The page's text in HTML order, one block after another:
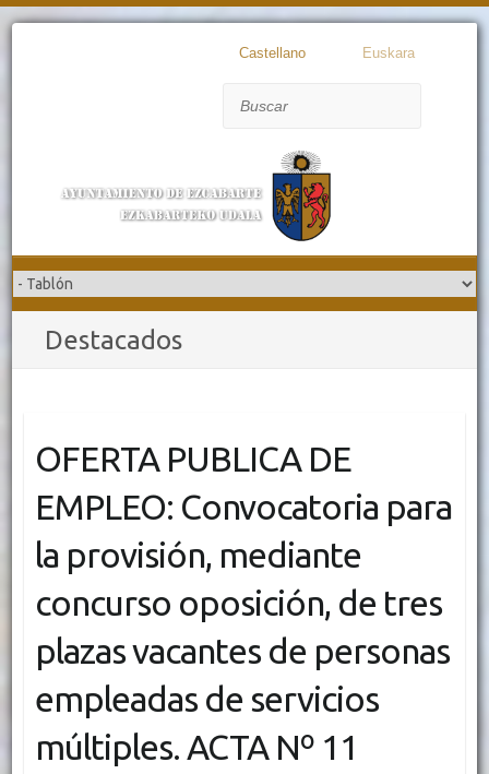
Castellano Euskara
Destacados
OFERTA PUBLICA DE
EMPLEO: Convocatoria para
la provisión, mediante
concurso oposición, de tres
plazas vacantes de personas
empleadas de servicios
múltiples. ACTA Nº 11